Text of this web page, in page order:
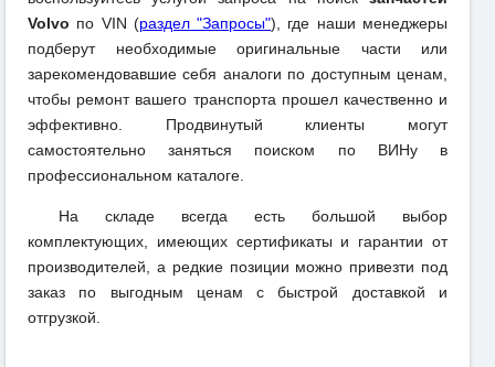
Volvo по VIN (раздел "Запросы"), где наши менеджеры
подберут необходимые оригинальные части или
зарекомендовавшие себя аналоги по доступным ценам,
чтобы ремонт вашего транспорта прошел качественно и
эффективно. Продвинутый клиенты могут
самостоятельно заняться поиском по ВИНу в
профессиональном каталоге.
На складе всегда есть большой выбор
комплектующих, имеющих сертификаты и гарантии от
производителей, а редкие позиции можно привезти под
заказ по выгодным ценам с быстрой доставкой и
отгрузкой.